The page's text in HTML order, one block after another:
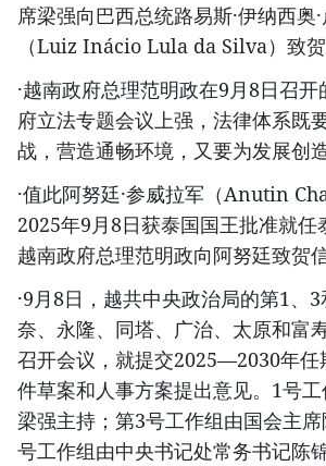
席梁强向巴西总统路易斯·伊纳西奥
（Luiz Inácio Lula da Silva）致贺
·越南政府总理范明政在9月8日召
府立法专题会议上强，法律体系既
战，营造通畅环境，又要为发展创造
·值此阿努廷·参威拉军（Anutin
2025年9月8日获泰国国王批准就任
越南政府总理范明政向阿努廷致贺信
·9月8日，越共中央政治局的第1、
奈、永隆、同塔、广治、太原和富
召开会议，就提交2025—2030年任
件草案和人事方案提出意见。1号
梁强主持；第3号工作组由国会主
号工作组由中央书记处常务书记陈锦